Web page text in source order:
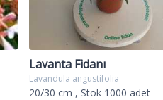
Lavanta Fidanı
Lavandula angustifolia
20/30 cm , Stok 1000 adet